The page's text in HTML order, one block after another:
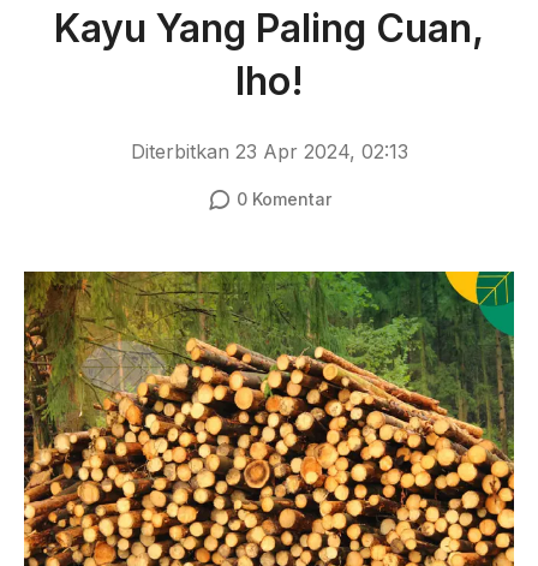
Kayu Yang Paling Cuan,
lho!
Diterbitkan 23 Apr 2024, 02:13
0Komentar